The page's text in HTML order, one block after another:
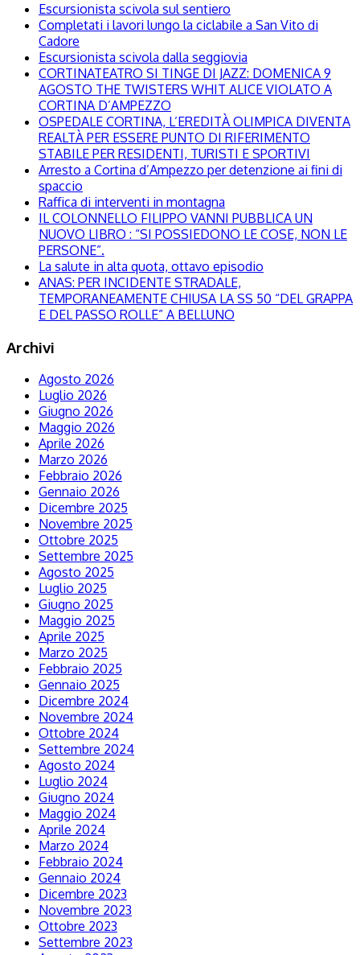
Escursionista scivola sul sentiero
Completati i lavori lungo la ciclabile a San Vito di
Cadore
Escursionista scivola dalla seggiovia
CORTINATEATRO SI TINGE DI JAZZ: DOMENICA 9
AGOSTO THE TWISTERS WHIT ALICE VIOLATO A
CORTINA D’AMPEZZO
OSPEDALE CORTINA, L’EREDITÀ OLIMPICA DIVENTA
REALTÀ PER ESSERE PUNTO DI RIFERIMENTO
STABILE PER RESIDENTI, TURISTI E SPORTIVI
Arresto a Cortina d’Ampezzo per detenzione ai fini di
spaccio
Raffica di interventi in montagna
IL COLONNELLO FILIPPO VANNI PUBBLICA UN
NUOVO LIBRO : “SI POSSIEDONO LE COSE, NON LE
PERSONE”.
La salute in alta quota, ottavo episodio
ANAS: PER INCIDENTE STRADALE,
TEMPORANEAMENTE CHIUSA LA SS 50 “DEL GRAPPA
E DEL PASSO ROLLE” A BELLUNO
Archivi
Agosto 2026
Luglio 2026
Giugno 2026
Maggio 2026
Aprile 2026
Marzo 2026
Febbraio 2026
Gennaio 2026
Dicembre 2025
Novembre 2025
Ottobre 2025
Settembre 2025
Agosto 2025
Luglio 2025
Giugno 2025
Maggio 2025
Aprile 2025
Marzo 2025
Febbraio 2025
Gennaio 2025
Dicembre 2024
Novembre 2024
Ottobre 2024
Settembre 2024
Agosto 2024
Luglio 2024
Giugno 2024
Maggio 2024
Aprile 2024
Marzo 2024
Febbraio 2024
Gennaio 2024
Dicembre 2023
Novembre 2023
Ottobre 2023
Settembre 2023